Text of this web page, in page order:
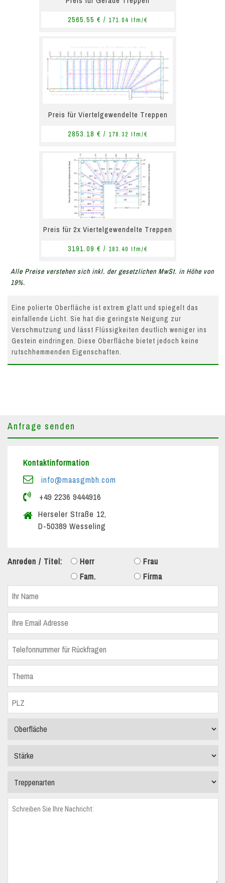
2565.55 € / 171.04 lfm/€
Preis für Viertelgewendelte Treppen
2853.18 € / 178.32 lfm/€
Preis für 2x Viertelgewendelte Treppen
3191.09 € / 183.40 lfm/€
Alle Preise verstehen sich inkl. der gesetzlichen MwSt. in Höhe von
19%.
Eine polierte Oberfläche ist extrem glatt und spiegelt das
einfallende Licht. Sie hat die geringste Neigung zur
Verschmutzung und lässt Flüssigkeiten deutlich weniger ins
Gestein eindringen. Diese Oberfläche bietet jedoch keine
rutschhemmenden Eigenschaften.
Anfrage senden
Kontaktinformation
info@maasgmbh.com
+49 2236 9444916
Herseler Straße 12,
D-50389 Wesseling
Anreden / Titel: Herr
Frau
Fam.
Firma